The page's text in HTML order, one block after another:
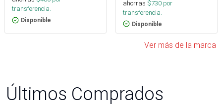
transferencia.
Disponible
ahorras $730 por
transferencia.
Disponible
Ver más de la marca
Últimos Comprados